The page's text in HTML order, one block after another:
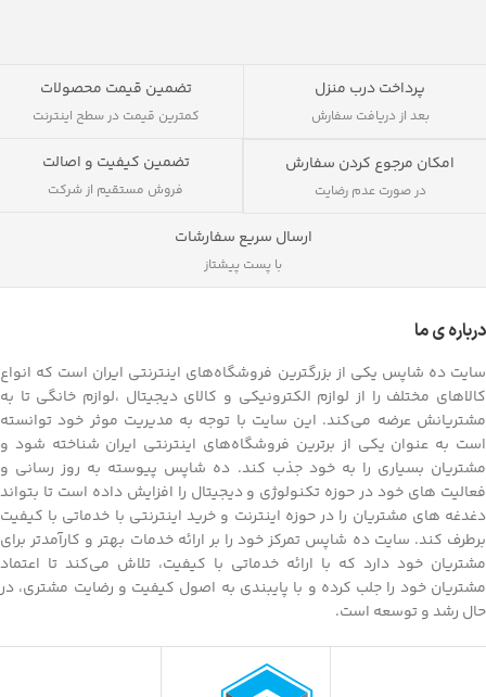
پرداخت درب منزل
بعد از دریافت سفارش
تضمین قیمت محصولات
کمترین قیمت در سطح اینترنت
امکان مرجوع کردن سفارش
در صورت عدم رضایت
تضمین کیفیت و اصالت
فروش مستقیم از شرکت
ارسال سریع سفارشات
با پست پیشتاز
درباره ی ما
سایت ده شاپس یکی از بزرگترین فروشگاه‌های اینترنتی ایران است که انواع
کالاهای مختلف را از لوازم الکترونیکی و کالای دیجیتال ،لوازم خانگی تا به
مشتریانش عرضه می‌کند. این سایت با توجه به مدیریت موثر خود توانسته
است به عنوان یکی از برترین فروشگاه‌های اینترنتی ایران شناخته شود و
مشتریان بسیاری را به خود جذب کند. ده شاپس پیوسته به روز رسانی و
فعالیت های خود در حوزه تکنولوژی و دیجیتال را افزایش داده است تا بتواند
دغدغه های مشتریان را در حوزه اینترنت و خرید اینترنتی با خدماتی با کیفیت
برطرف کند. سایت ده شاپس تمرکز خود را بر ارائه خدمات بهتر و کارآمدتر برای
مشتریان خود دارد که با ارائه خدماتی با کیفیت، تلاش می‌کند تا اعتماد
مشتریان خود را جلب کرده و با پایبندی به اصول کیفیت و رضایت مشتری، در
حال رشد و توسعه است.